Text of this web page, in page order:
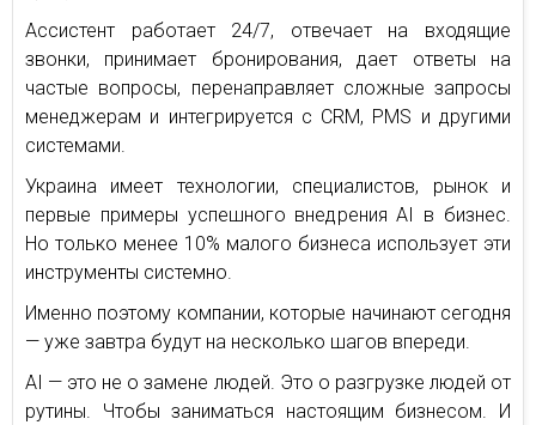
Ассистент работает 24/7, отвечает на входящие
звонки, принимает бронирования, дает ответы на
частые вопросы, перенаправляет сложные запросы
менеджерам и интегрируется с CRM, PMS и другими
системами.
Украина имеет технологии, специалистов, рынок и
первые примеры успешного внедрения AI в бизнес.
Но только менее 10% малого бизнеса использует эти
инструменты системно.
Именно поэтому компании, которые начинают сегодня
— уже завтра будут на несколько шагов впереди.
AI — это не о замене людей. Это о разгрузке людей от
рутины. Чтобы заниматься настоящим бизнесом. И